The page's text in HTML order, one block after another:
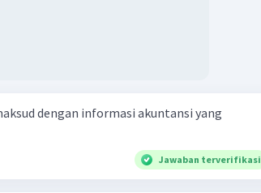
dengan informasi akuntansi yang
Jawaban terverifikasi